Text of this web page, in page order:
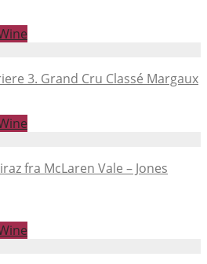
3. Grand Cru Classé Margaux
fra McLaren Vale – Jones